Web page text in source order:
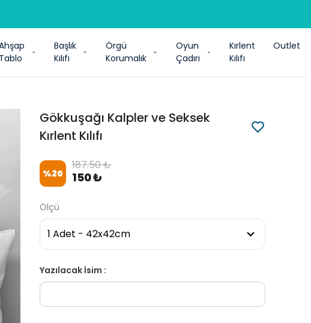
Tablo
Başlık
Kılıfı
Örgü
Korumalık
Oyun
Çadırı
Kırlent
Kılıfı
Outlet
Gökkuşağı Kalpler ve Seksek
Kırlent Kılıfı
%20
187.50 ₺
150 ₺
Ölçü
Yazılacak İsim :